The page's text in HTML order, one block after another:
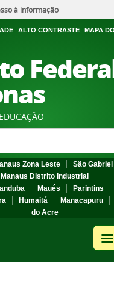
à informação
ALTO CONTRASTE MAPA
Zona Leste
São
Manaus Distrito Industrial
Maués Parintins
Humaitá Manacapuru
do Acre